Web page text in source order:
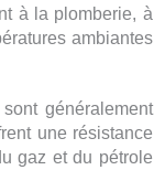
à la plomberie, à
ambiantes
généralement
une résistance
gaz et du pétrole